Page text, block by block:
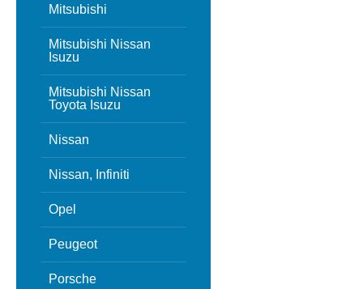
Mitsubishi
Mitsubishi Nissan
Isuzu
Mitsubishi Nissan
Toyota Isuzu
Nissan
Nissan, Infiniti
Opel
Peugeot
Porsche